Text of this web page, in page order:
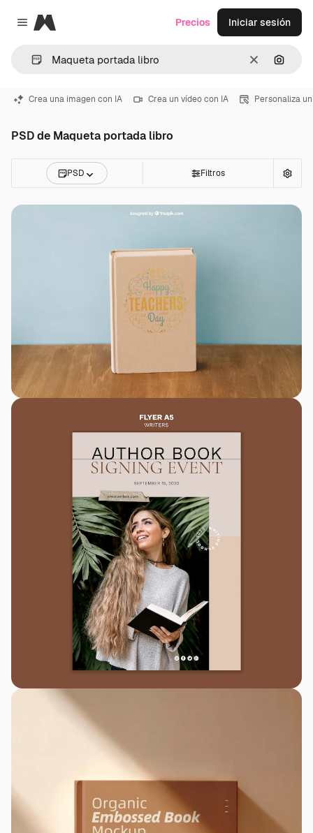
Close menu
Magnific
Borrar
Precios Iniciar sesión
Crea una imagen con IA Crea un vídeo con IA Personaliza
PSD de Maqueta portada libro
PSD Filtros